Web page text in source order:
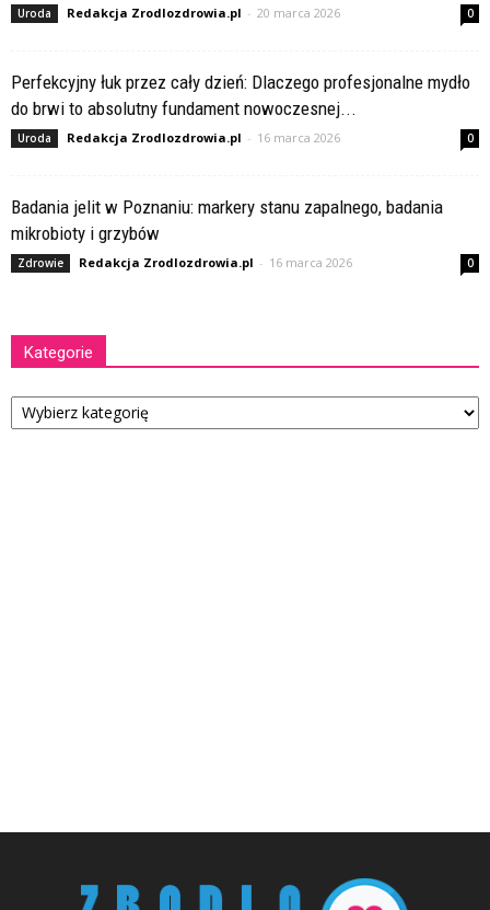
Uroda Redakcja Zrodlozdrowia.pl - 20 marca 2026 0
Perfekcyjny łuk przez cały dzień: Dlaczego profesjonalne mydło
do brwi to absolutny fundament nowoczesnej...
Uroda Redakcja Zrodlozdrowia.pl - 16 marca 2026 0
Badania jelit w Poznaniu: markery stanu zapalnego, badania
mikrobioty i grzybów
Zdrowie Redakcja Zrodlozdrowia.pl - 16 marca 2026 0
Kategorie
Kategorie